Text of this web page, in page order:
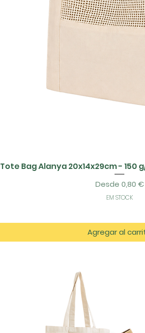
Tote Bag Alanya 20x14x29cm - 150
Desde 0,80 €
Precio de
EM STOCK
Agregar al